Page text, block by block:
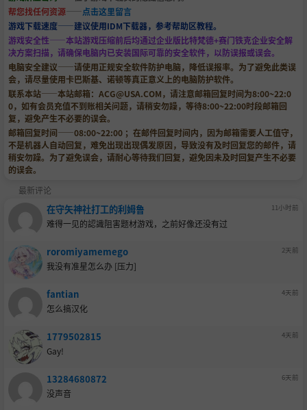
帮您找任何资源——点击这里留言
游戏下载速度——建议使用IDM下载器，参考帮助区教程。
游戏安全性——本站游戏压缩前后均通过企业版比特梵德+赛门铁克企业安全解
决方案扫描，请确保电脑内已安装国际可靠的安全软件，以防误报或误会。
电脑安全建议——请使用正规安全软件防护电脑，降低误报率。为了避免此类误
会，请尽量使用卡巴斯基、诺顿等真正意义上的电脑防护软件。
联系本站——本站邮箱： ACG@USA.COM，请注意邮箱回复时间为8:00~22:0
0，如有会员充值不到账相关问题，请稍安勿躁，等待8:00~22:00时段邮箱回
复，避免产生不必要的误会。
邮箱回复时间——08:00~22:00 ；在邮件回复时间内，因为邮箱需要人工值守，
不是机器人自动回复，难免出现出现偶发原因，导致没有及时回复您的邮件，请
稍安勿躁。为了避免误会，请耐心等待我们回复，避免因未及时回复产生不必要
的误会。
最新评论
在守矢神社打工的利姆鲁 11小时前
难得一见的認識阻害题材游戏，之前好像还没有过
roromiyamemego 2天前
我没有准星怎么办 [压力]
fantian 4天前
怎么搞汉化
1779502815 4天前
Gay!
13284680872 6天前
没声音